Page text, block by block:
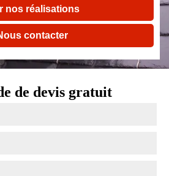
nos réalisations
contacter
de devis gratuit